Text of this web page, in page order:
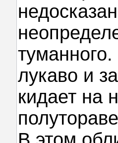
лукаво и
кидает на